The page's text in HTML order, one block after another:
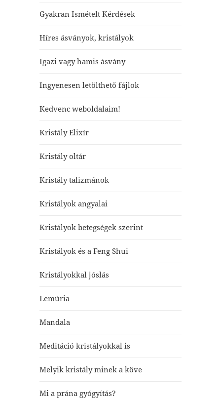
Gyakran Ismételt Kérdések
Híres ásványok, kristályok
Igazi vagy hamis ásvány
Ingyenesen letölthető fájlok
Kedvenc weboldalaim!
Kristály Elixír
Kristály oltár
Kristály talizmánok
Kristályok angyalai
Kristályok betegségek szerint
Kristályok és a Feng Shui
Kristályokkal jóslás
Lemúria
Mandala
Meditáció kristályokkal is
Melyik kristály minek a köve
Mi a prána gyógyítás?